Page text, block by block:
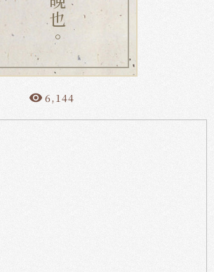
remove_red_eye 6,144